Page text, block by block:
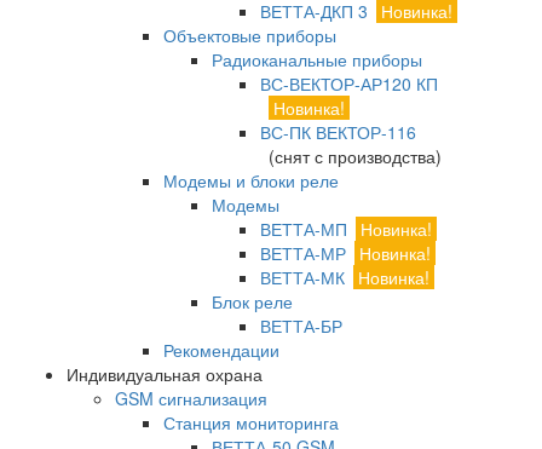
ВЕТТА-ДКП 3
Новинка!
Объектовые приборы
Радиоканальные приборы
ВС-ВЕКТОР-АР120 КП
Новинка!
ВС-ПК ВЕКТОР-116
(снят с производства)
Модемы и блоки реле
Модемы
ВЕТТА-МП
Новинка!
ВЕТТА-МР Новинка!
ВЕТТА-МК Новинка!
Блок реле
ВЕТТА-БР
Рекомендации
Индивидуальная охрана
GSM сигнализация
Станция мониторинга